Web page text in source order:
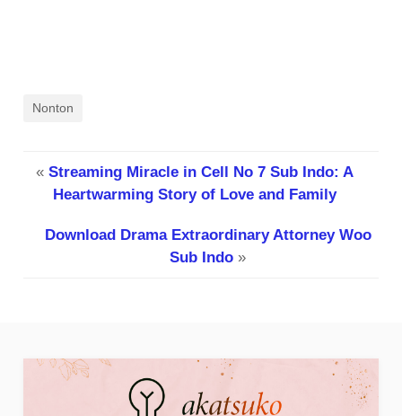
Nonton
« Streaming Miracle in Cell No 7 Sub Indo: A
Heartwarming Story of Love and Family
Download Drama Extraordinary Attorney Woo
Sub Indo »